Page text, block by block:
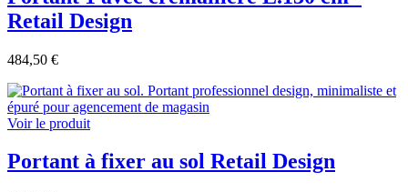
Retail Design
484,50 €
Voir le produit
Portant à fixer au sol Retail Design